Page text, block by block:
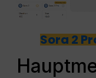
Sora 2